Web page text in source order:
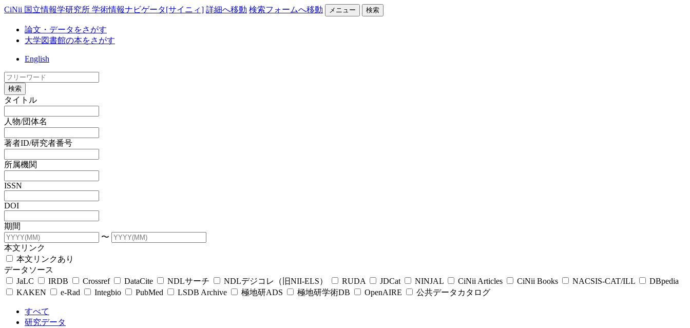
CiNii 国立情報学研究所 学術情報ナビゲータ[サイニィ] 詳細へ移動 検索フォームへ移動 メニュー 検索
論文・データをさがす
大学図書館の本をさがす
English
検索
タイトル
人物/団体名
著者ID/研究者番号
所属機関
ISSN
DOI
期間
〜
本文リンク
本文リンクあり
データソース
JaLC
IRDB Crossref DataCite NDLサーチ NDLデジコレ（旧NII-ELS） RUDA JDCat NINJAL CiNii Articles CiNii Books NACSIS-CAT/ILL
DBpedia
KAKEN
e-Rad Integbio PubMed LSDB Archive 極地研ADS 極地研学術DB OpenAIRE 公共データカタログ
すべて
研究データ